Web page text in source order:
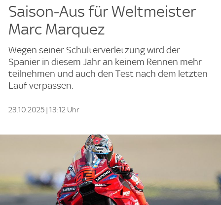
Saison-Aus für Weltmeister
Marc Marquez
Wegen seiner Schulterverletzung wird der
Spanier in diesem Jahr an keinem Rennen mehr
teilnehmen und auch den Test nach dem letzten
Lauf verpassen.
23.10.2025 | 13:12 Uhr